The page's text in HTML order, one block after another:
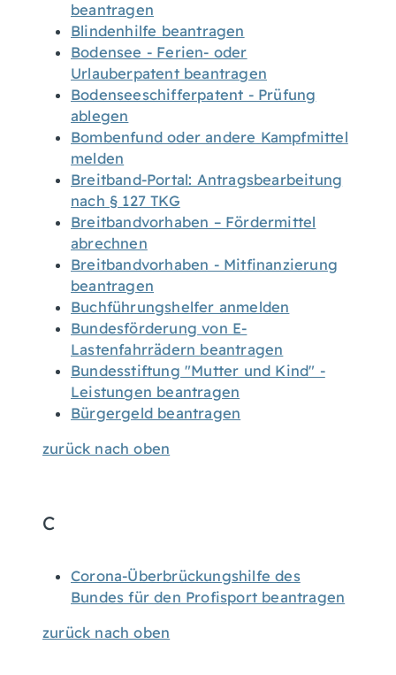
beantragen
Blindenhilfe beantragen
Bodensee - Ferien- oder
Urlauberpatent beantragen
Bodenseeschifferpatent - Prüfung
ablegen
Bombenfund oder andere Kampfmittel
melden
Breitband-Portal: Antragsbearbeitung
nach § 127 TKG
Breitbandvorhaben – Fördermittel
abrechnen
Breitbandvorhaben - Mitfinanzierung
beantragen
Buchführungshelfer anmelden
Bundesförderung von E-
Lastenfahrrädern beantragen
Bundesstiftung "Mutter und Kind" -
Leistungen beantragen
Bürgergeld beantragen
zurück nach oben
C
Corona-Überbrückungshilfe des
Bundes für den Profisport beantragen
zurück nach oben